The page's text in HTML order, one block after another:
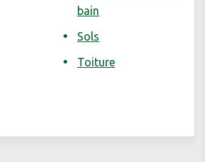
bain
Sols
Toiture